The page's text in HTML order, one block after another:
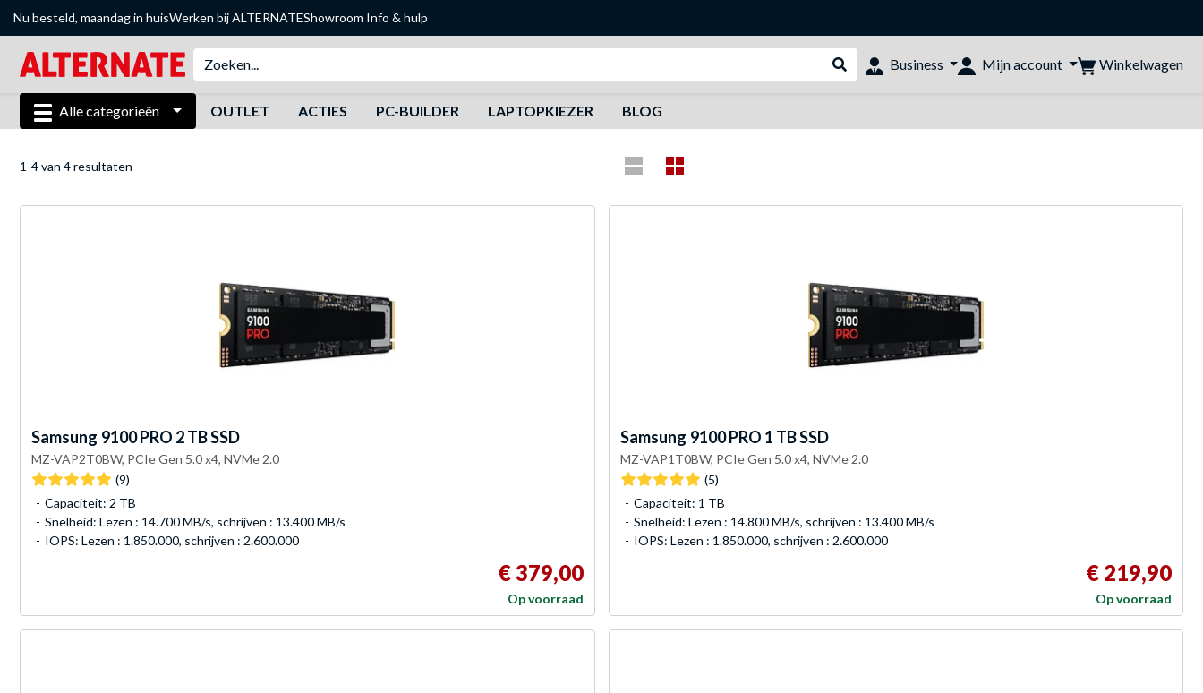
Nu besteld, maandag in huisWerken bij ALTERNATEShowroom Info & hulp
Webshop doorzoeken
Business Mijn account Winkelwagen
Alle categorieën OUTLET ACTIES PC-BUILDER LAPTOPKIEZER BLOG
1-4 van 4 resultaten
Samsung 9100 PRO 2 TB SSD
MZ-VAP2T0BW, PCIe Gen 5.0 x4, NVMe 2.0
(9)
Capaciteit: 2 TB
Snelheid: Lezen : 14.700 MB/s, schrijven : 13.400 MB/s
IOPS: Lezen : 1.850.000, schrijven : 2.600.000
€ 379,00
Op voorraad
Samsung 9100 PRO 1 TB SSD
MZ-VAP1T0BW, PCIe Gen 5.0 x4, NVMe 2.0
(5)
Capaciteit: 1 TB
Snelheid: Lezen : 14.800 MB/s, schrijven : 13.400 MB/s
IOPS: Lezen : 1.850.000, schrijven : 2.600.000
€ 219,90
Op voorraad